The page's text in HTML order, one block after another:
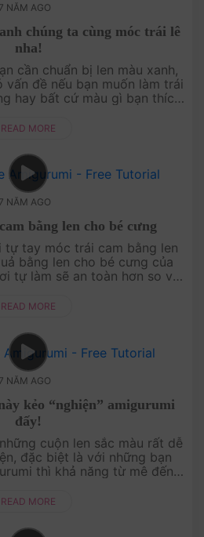
7 NĂM AGO
chúng ta cùng móc trái lê
nha!
cần chuẩn bị len màu xanh,
vấn đề nếu bạn muốn làm trái
hay bất cứ màu gì bạn thích.
READ MORE
7 NĂM AGO
bằng len cho bé cưng
tự tay móc trái cam bằng len
bằng len cho bé cưng của
tự làm sẽ an toàn hơn so với
READ MORE
7 NĂM AGO
kẻo “nghiện” amigurumi
đấy!
cuộn len sắc màu rất dễ
đặc biệt là với những bạn
thì khả năng từ mê đến
READ MORE